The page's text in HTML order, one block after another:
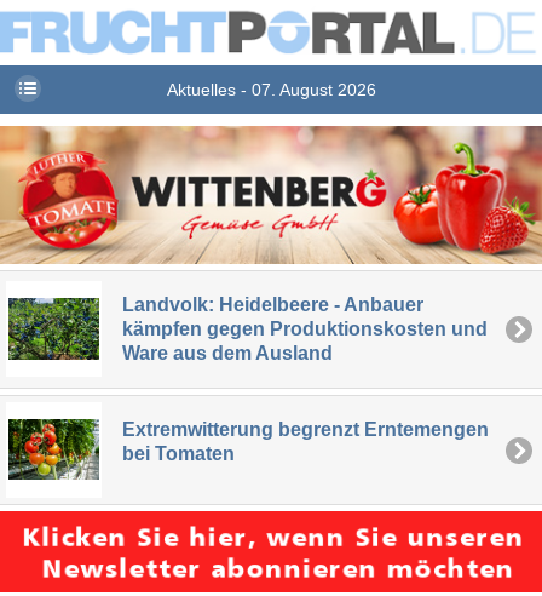
Aktuelles - 07. August 2026
Landvolk: Heidelbeere - Anbauer
kämpfen gegen Produktionskosten und
Ware aus dem Ausland
Extremwitterung begrenzt Erntemengen
bei Tomaten